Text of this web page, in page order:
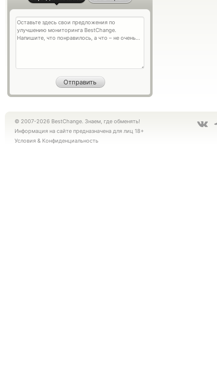
© 2007-2026 BestChange. Знаем, где обменять!
Информация на сайте предназначена для лиц 18+
Условия & Конфиденциальность